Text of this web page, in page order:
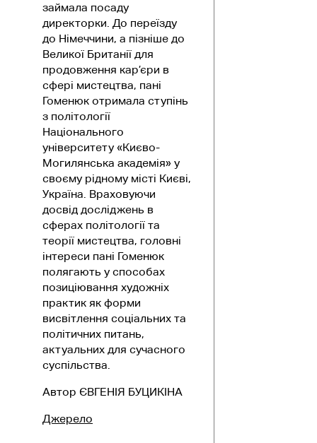
займала посаду
директорки. До переїзду
до Німеччини, а пізніше до
Великої Британії для
продовження кар’єри в
сфері мистецтва, пані
Гоменюк отримала ступінь
з політології
Національного
університету «Києво-
Могилянська академія» у
своєму рідному місті Києві,
Україна. Враховуючи
досвід досліджень в
сферах політології та
теорії мистецтва, головні
інтереси пані Гоменюк
полягають у способах
позиціювання художніх
практик як форми
висвітлення соціальних та
політичних питань,
актуальних для сучасного
суспільства.
Автор ЄВГЕНІЯ БУЦИКІНА
Джерело